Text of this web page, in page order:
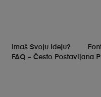
Imaš Svoju Ideju?
FAQ – Često Postavljana